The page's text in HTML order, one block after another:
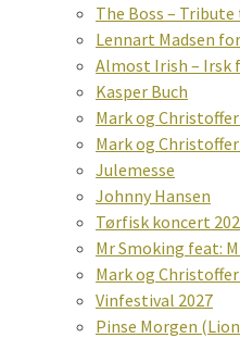
The Boss –
Lennart Madsen
Almost Irish – Irsk
Kasper Buch
Mark og
Mark og
Julemesse
Johnny Hansen
Tørfisk koncert
Mr Smoking feat:
Mark og
Vinfestival 2027
Pinse Morgen